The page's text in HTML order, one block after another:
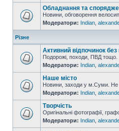
Обладнання та
Новини, обговорення
Модератори: Indian
Різне
Активний відпочинок
Подорожі, походи, ПВД тощо.
Модератори: Indian
Наше місто
Новини, заходи у м.Суми. Не
Модератори: Indian
Творчість
Оригінальні фотографії,
Модератори: Indian